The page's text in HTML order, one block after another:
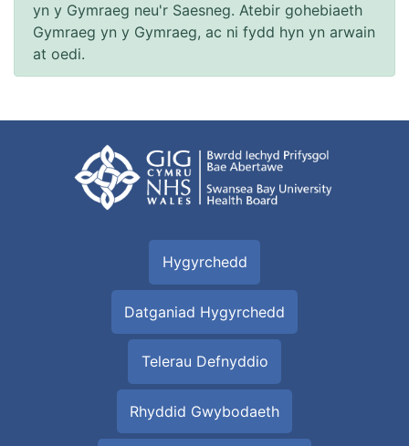
yn y Gymraeg neu'r Saesneg. Atebir gohebiaeth
Gymraeg yn y Gymraeg, ac ni fydd hyn yn arwain
at oedi.
Hygyrchedd
Datganiad Hygyrchedd
Telerau Defnyddio
Rhyddid Gwybodaeth